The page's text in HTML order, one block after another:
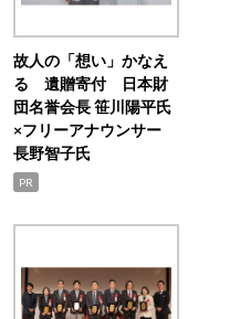
故人の「想い」かなえ
る 遺贈寄付 日本財
団名誉会長 笹川陽平氏
×フリーアナウンサー
長野智子氏
PR